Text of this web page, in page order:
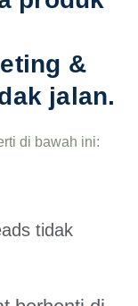
&
jalan.
di bawah ini:
tidak